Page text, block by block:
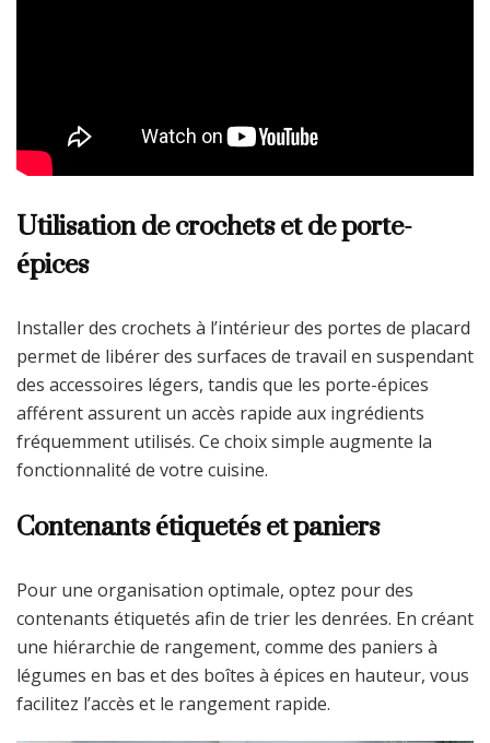
Utilisation de crochets et de porte-
épices
Installer des crochets à l’intérieur des portes de placard
permet de libérer des surfaces de travail en suspendant
des accessoires légers, tandis que les porte-épices
afférent assurent un accès rapide aux ingrédients
fréquemment utilisés. Ce choix simple augmente la
fonctionnalité de votre cuisine.
Contenants étiquetés et paniers
Pour une organisation optimale, optez pour des
contenants étiquetés afin de trier les denrées. En créant
une hiérarchie de rangement, comme des paniers à
légumes en bas et des boîtes à épices en hauteur, vous
facilitez l’accès et le rangement rapide.